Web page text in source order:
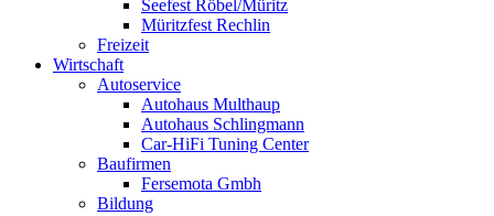
Seefest Röbel/Müritz
Müritzfest Rechlin
Freizeit
Wirtschaft
Autoservice
Autohaus Multhaup
Autohaus Schlingmann
Car-HiFi Tuning Center
Baufirmen
Fersemota Gmbh
Bildung